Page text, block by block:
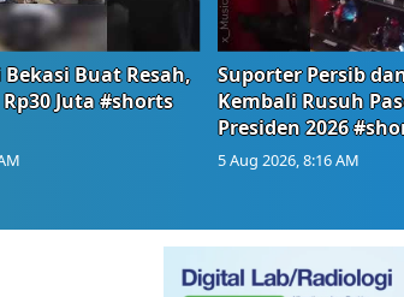
Buat Resah,
Juta #shorts
Suporter Persib
Kembali Rusuh
Presiden 2026
5 Aug 2026, 8:16 AM